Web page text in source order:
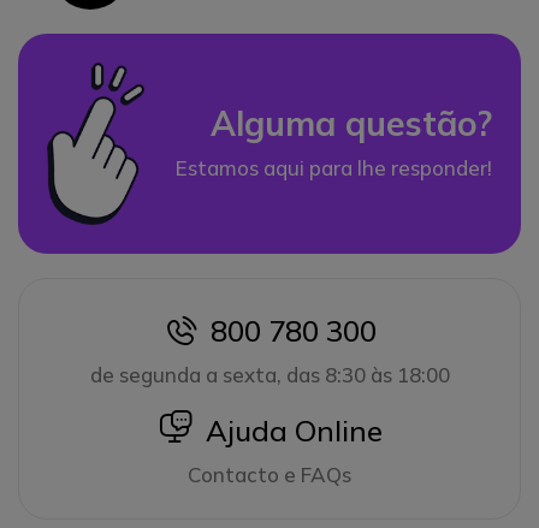
Alguma questão?
Estamos aqui para lhe responder!
icon
800 780 300
de segunda a sexta, das 8:30 às 18:00
icon
Ajuda Online
Contacto e FAQs